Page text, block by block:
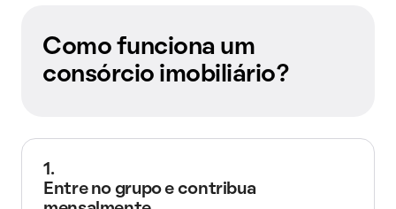
Como funciona um
consórcio imobiliário?
1.
Entre no grupo e contribua